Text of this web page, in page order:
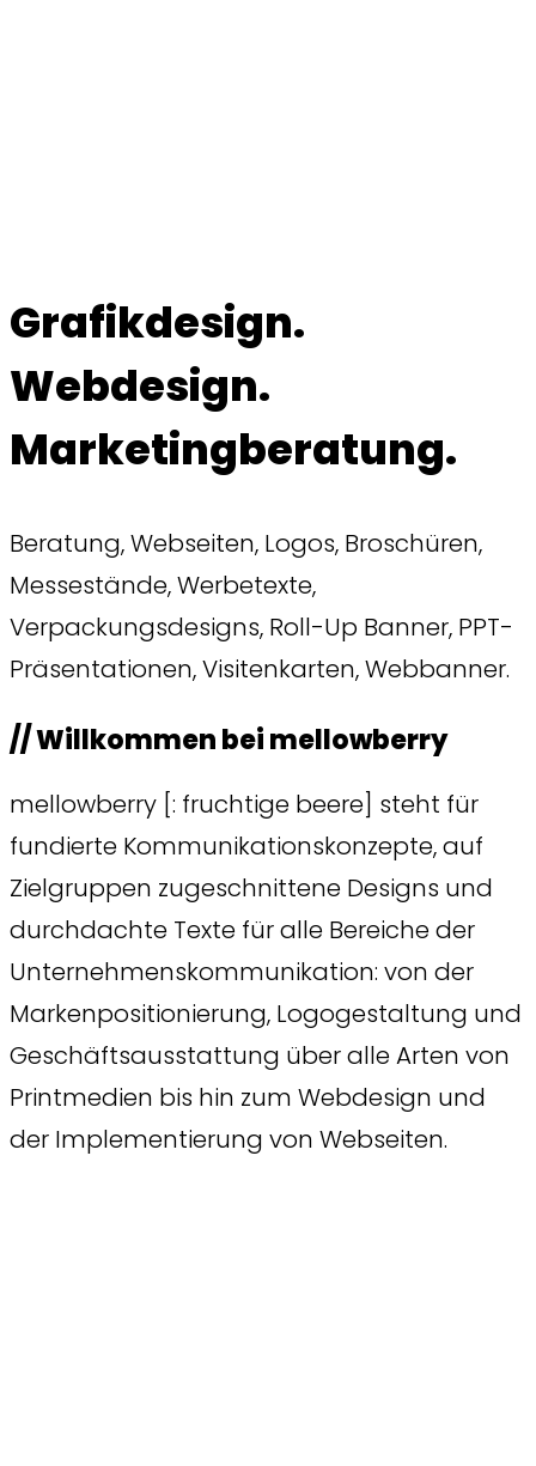
Grafikdesign.
Webdesign.
Marketingberatung.
Beratung, Webseiten, Logos, Broschüren,
Messestände, Werbetexte,
Verpackungsdesigns, Roll-Up Banner, PPT-
Präsentationen, Visitenkarten, Webbanner.
// Willkommen bei mellowberry
mellowberry [: fruchtige beere] steht für
fundierte Kommunikationskonzepte, auf
Zielgruppen zugeschnittene Designs und
durchdachte Texte für alle Bereiche der
Unternehmenskommunikation: von der
Markenpositionierung, Logogestaltung und
Geschäftsausstattung über alle Arten von
Printmedien bis hin zum Webdesign und
der Implementierung von Webseiten.